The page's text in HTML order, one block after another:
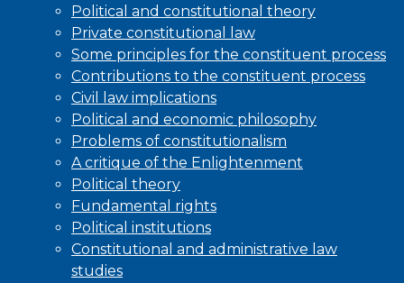
Political and constitutional theory
Private constitutional law
Some principles for the constituent process
Contributions to the constituent process
Civil law implications
Political and economic philosophy
Problems of constitutionalism
A critique of the Enlightenment
Political theory
Fundamental rights
Political institutions
Constitutional and administrative law
studies